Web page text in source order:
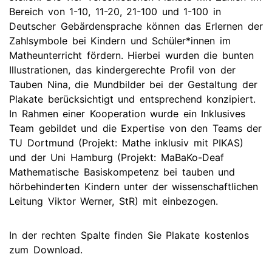
Bereich von 1-10, 11-20, 21-100 und 1-100 in
Deutscher Gebärdensprache können das Erlernen der
Zahlsymbole bei Kindern und Schüler*innen im
Matheunterricht fördern. Hierbei wurden die bunten
Illustrationen, das kindergerechte Profil von der
Tauben Nina, die Mundbilder bei der Gestaltung der
Plakate berücksichtigt und entsprechend konzipiert.
In Rahmen einer Kooperation wurde ein Inklusives
Team gebildet und die Expertise von den Teams der
TU Dortmund (Projekt: Mathe inklusiv mit PIKAS)
und der Uni Hamburg (Projekt: MaBaKo-Deaf
Mathematische Basiskompetenz bei tauben und
hörbehinderten Kindern unter der wissenschaftlichen
Leitung Viktor Werner, StR) mit einbezogen.
In der rechten Spalte finden Sie Plakate kostenlos
zum Download.